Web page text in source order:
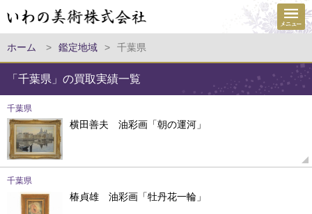
ホーム > 鑑定地域 > 千葉県
「千葉県」の買取実績一覧
千葉県
横田善夫 油彩画「朝の運河」
千葉県
椿貞雄 油彩画「牡丹花一輪」